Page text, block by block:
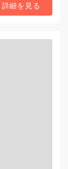
詳細を見る